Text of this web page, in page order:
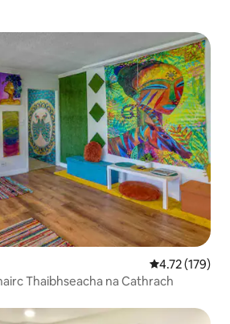
Meánrátáil
4.72 (179)
Thaibhseacha na Cathrach